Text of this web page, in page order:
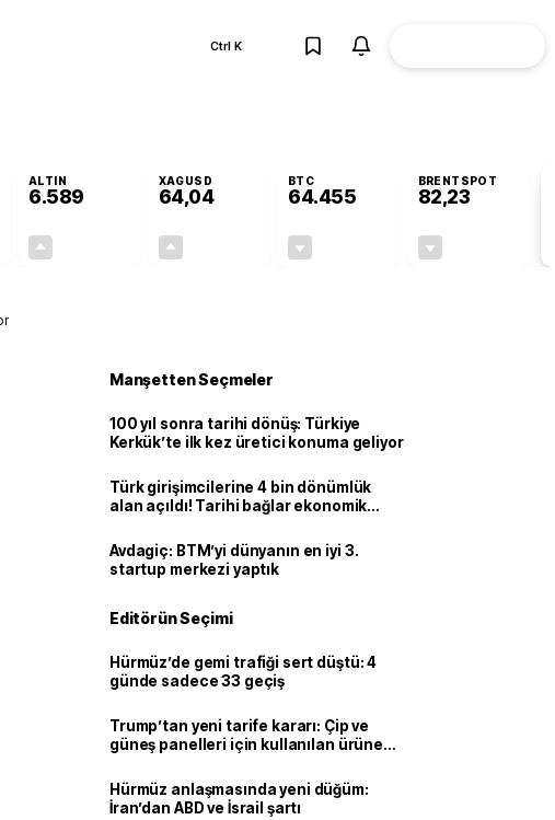
Ctrl K
ALTIN
6.589
XAGUSD
64,04
BTC
64.455
BRENTSPOT
82,23
Manşetten Seçmeler
100 yıl sonra tarihi dönüş: Türkiye
Kerkük’te ilk kez üretici konuma geliyor
Türk girişimcilerine 4 bin dönümlük
alan açıldı! Tarihi bağlar ekonomik
Avdagiç: BTM’yi dünyanın en iyi 3.
startup merkezi yaptık
Editörün Seçimi
Hürmüz’de gemi trafiği sert düştü: 4
günde sadece 33 geçiş
Trump’tan yeni tarife kararı: Çip ve
güneş panelleri için kullanılan ürüne
Hürmüz anlaşmasında yeni düğüm:
İran’dan ABD ve İsrail şartı